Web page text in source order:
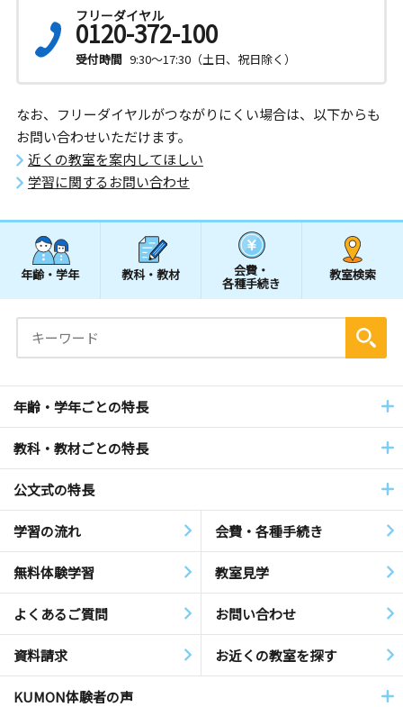
フリーダイヤル
0120-372-100
受付時間 9:30～17:30（土日、祝日除く）
なお、フリーダイヤルがつながりにくい場合は、以下からも
お問い合わせいただけます。
近くの教室を案内してほしい
学習に関するお問い合わせ
年齢・学年 教科・教材 会費・
各種手続き
教室検索
年齢・学年ごとの特長
教科・教材ごとの特長
公文式の特長
学習の流れ 会費・各種手続き
無料体験学習 教室見学
よくあるご質問 お問い合わせ
資料請求 お近くの教室を探す
KUMON体験者の声